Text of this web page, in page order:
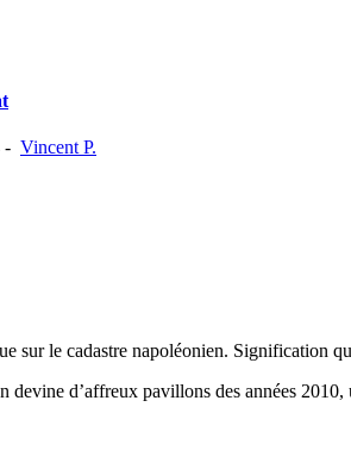
- Vincent P.
sur le cadastre napoléonien. Signification
devine d’affreux pavillons des années